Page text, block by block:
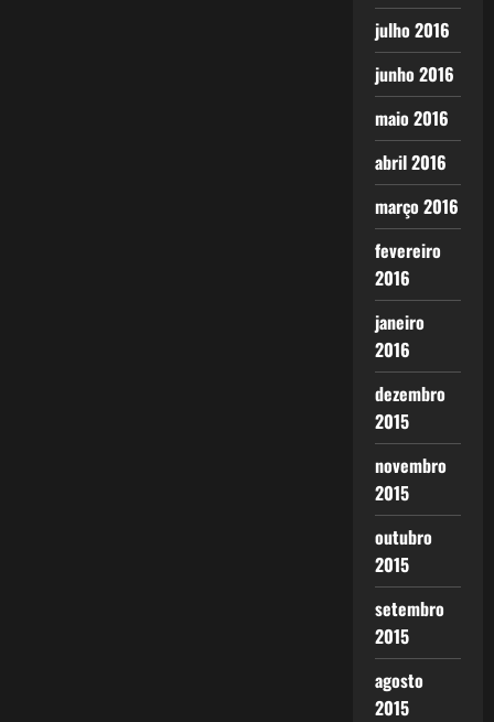
julho 2016
junho 2016
maio 2016
abril 2016
março 2016
fevereiro
2016
janeiro
2016
dezembro
2015
novembro
2015
outubro
2015
setembro
2015
agosto
2015